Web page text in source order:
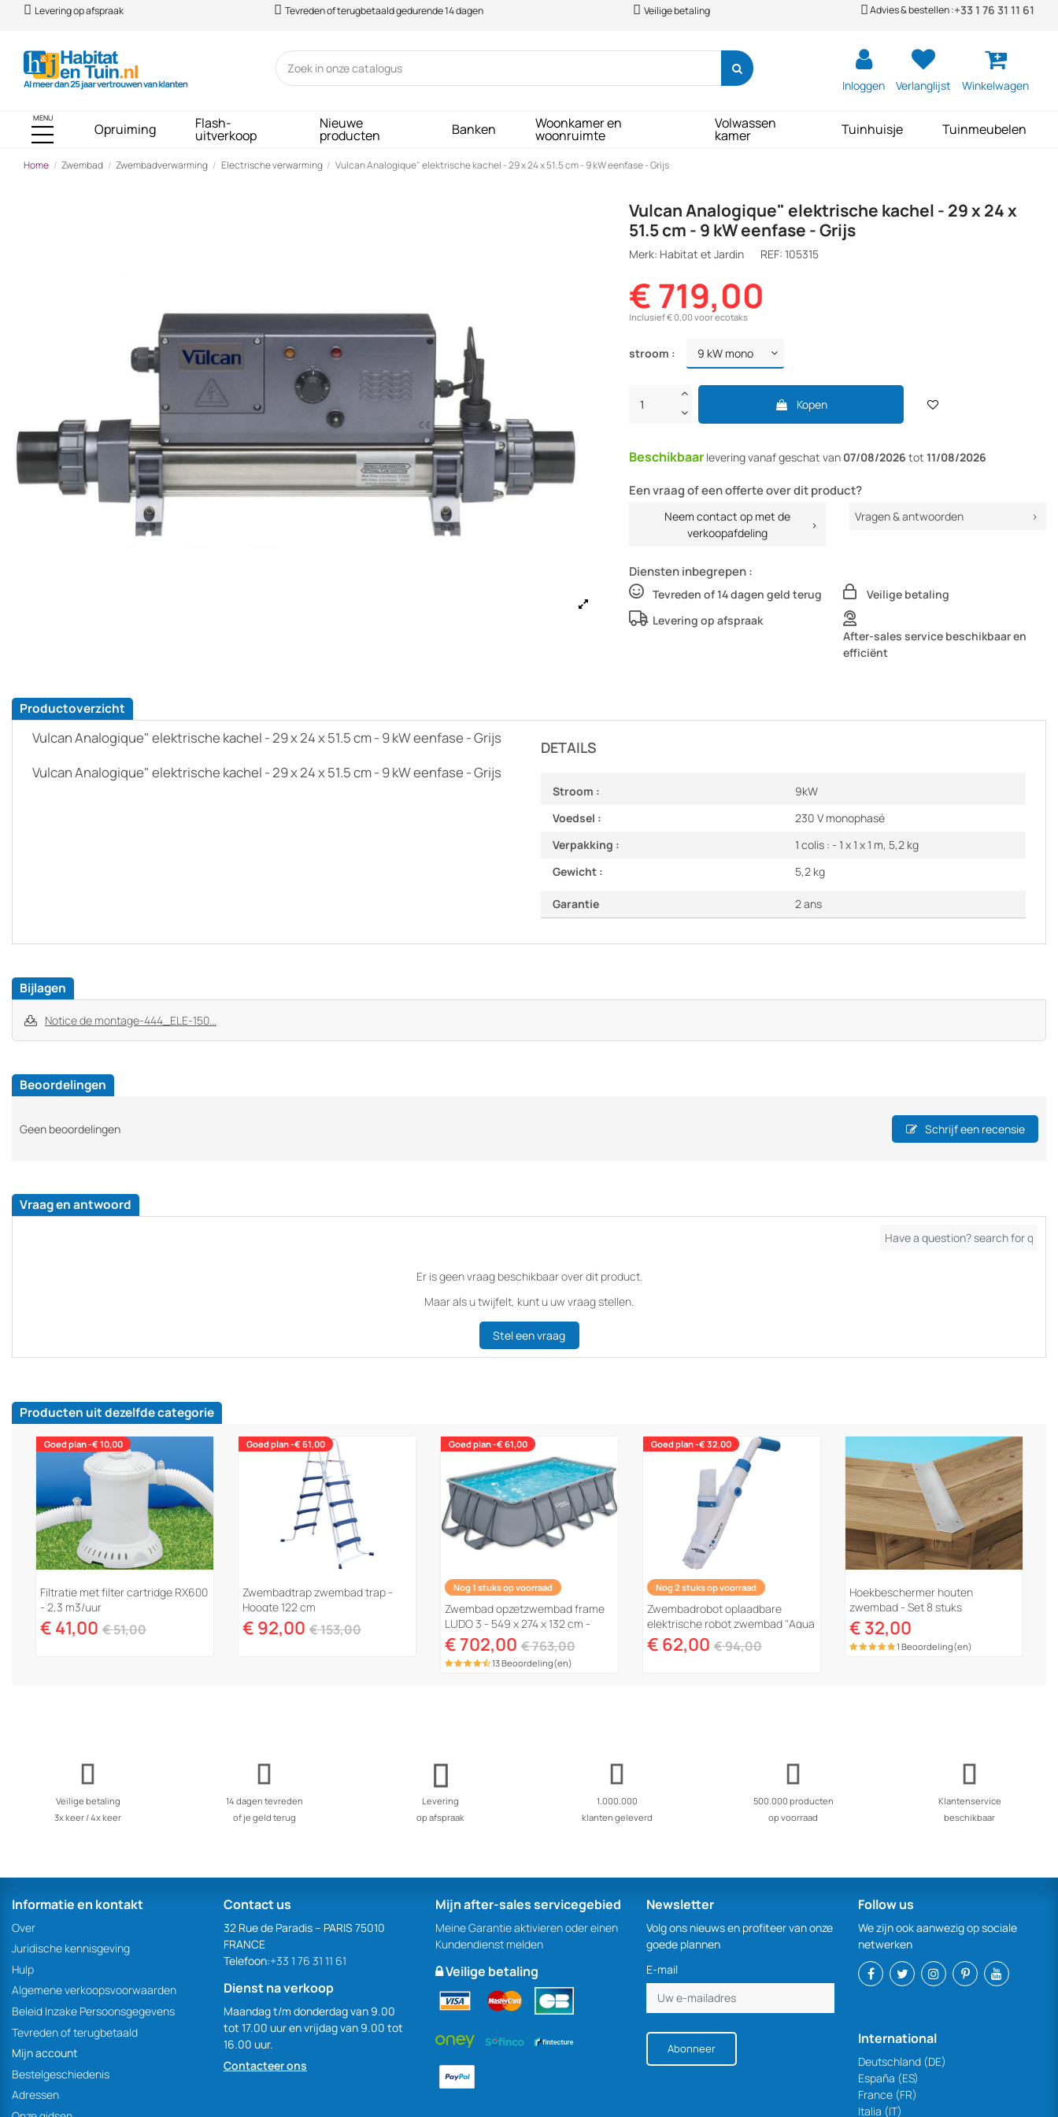
Levering op afspraak Tevreden of terugbetaald gedurende 14 dagen Veilige betaling Advies & bestellen :+33 1 76 31 11 61
Inloggen Verlanglijst Winkelwagen
MENU
Opruiming Flash-
uitverkoop
Nieuwe
producten Banken Woonkamer en
woonruimte
Volwassen
kamer Tuinhuisje Tuinmeubelen
Home Zwembad Zwembadverwarming Electrische verwarming Vulcan Analogique" elektrische kachel - 29 x 24 x 51.5 cm - 9 kW eenfase - Grijs
Vulcan Analogique" elektrische kachel - 29 x 24 x
51.5 cm - 9 kW eenfase - Grijs
Merk: Habitat et Jardin REF: 105315
€ 719,00
Inclusief € 0,00 voor ecotaks
stroom :
Kopen
Beschikbaar levering vanafgeschat van 07/08/2026 tot 11/08/2026
Een vraag of een offerte over dit product?
Neem contact op met de
verkoopafdeling
Vragen & antwoorden
Diensten inbegrepen :
Tevreden of 14 dagen geld terug
Veilige betaling
Levering op afspraak
After-sales service beschikbaar en
efficiënt
Productoverzicht
Vulcan Analogique" elektrische kachel - 29 x 24 x 51.5 cm - 9 kW eenfase - Grijs
Vulcan Analogique" elektrische kachel - 29 x 24 x 51.5 cm - 9 kW eenfase - Grijs
DETAILS
Stroom :
9kW
Voedsel :
230 V monophasé
Verpakking :
1 colis : - 1 x 1 x 1 m, 5,2 kg
Gewicht :
5,2 kg
Garantie 2 ans
Bijlagen
Notice de montage-444_ELE-150...
Beoordelingen
Geen beoordelingen Schrijf een recensie
Vraag en antwoord
Er is geen vraag beschikbaar over dit product.
Maar als u twijfelt, kunt u uw vraag stellen.
Stel een vraag
Producten uit dezelfde categorie
Goed plan -€ 10,00
Filtratie met filter cartridge RX600
- 2,3 m3/uur
€ 41,00 € 51,00
Goed plan -€ 61,00
Zwembadtrap zwembad trap -
Hoogte 122 cm
€ 92,00 € 153,00
Goed plan -€ 61,00
Nog 1 stuks op voorraad
Zwembad opzetzwembad frame
LUDO 3 - 549 x 274 x 132 cm -
filtratie 5,29 m3/uur
€ 702,00 € 763,00
13 Beoordeling(en)
Goed plan -€ 32,00
Nog 2 stuks op voorraad
Zwembadrobot oplaadbare
elektrische robot zwembad "Aqua
Jack 100"
€ 62,00 € 94,00
Hoekbeschermer houten
zwembad - Set 8 stuks
€ 32,00
1 Beoordeling(en)
Veilige betaling
3x keer / 4x keer
14 dagen tevreden
of je geld terug
Levering
op afspraak
1.000.000
klanten geleverd
500.000 producten
op voorraad
Klantenservice
beschikbaar
Informatie en kontakt
Over
Juridische kennisgeving
Hulp
Algemene verkoopsvoorwaarden
Beleid Inzake Persoonsgegevens
Tevreden of terugbetaald
Mijn account
Bestelgeschiedenis
Adressen
Contact us
32 Rue de Paradis – PARIS 75010
FRANCE
Telefoon:+33 1 76 31 11 61
Dienst na verkoop
Maandag t/m donderdag van 9.00
tot 17.00 uur en vrijdag van 9.00 tot
16.00 uur.
Contacteer ons
Mijn after-sales servicegebied
Meine Garantie aktivieren oder einen
Kundendienst melden
Veilige betaling
Newsletter
Volg ons nieuws en profiteer van onze
goede plannen
E-mail
Abonneer
Follow us
We zijn ook aanwezig op sociale
netwerken
International
Deutschland (DE)
España (ES)
France (FR)
Italia (IT)